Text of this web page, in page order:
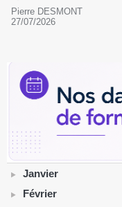
Pierre DESMONT
27/07/2026
Janvier
Février